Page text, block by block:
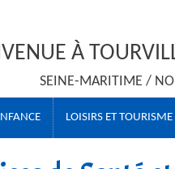
À
SEINE-MARITIME /
LOISIRS ET TOURISME